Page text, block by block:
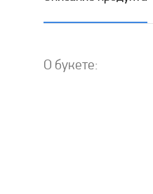
О букете: